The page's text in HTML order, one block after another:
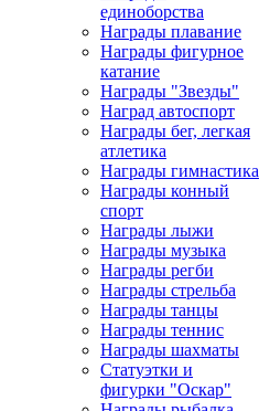
единоборства
Награды плавание
Награды фигурное
катание
Награды "Звезды"
Наград автоспорт
Награды бег, легкая
атлетика
Награды гимнастика
Награды конный
спорт
Награды лыжи
Награды музыка
Награды регби
Награды стрельба
Награды танцы
Награды теннис
Награды шахматы
Статуэтки и
фигурки "Оскар"